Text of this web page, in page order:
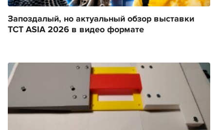
Запоздалый, но актуальный обзор выставки
TCT ASIA 2026 в видео формате